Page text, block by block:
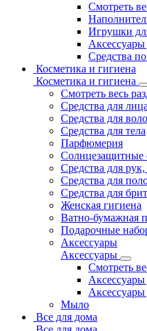
Смотреть
Игрушки
Средства
Косметика и гигиена
Косметика и гигиена
Смотреть весь
Средства для лица
Средства для
Средства для тела
Парфюмерия
Солнцезащитные
Средства для
Средства для
Средства для
Женская гигиена
Ватно-бумажная
Подарочные
Аксессуары
Аксессуары
Смотреть
Аксессуары
Мыло
Все для дома